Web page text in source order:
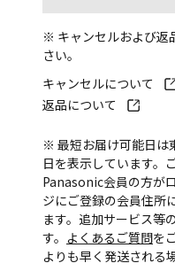
※ キャンセルおよび返
さい。
キャンセルについて
返品について
※ 最短お届け可能日は
日を表示しています。
Panasonic会員の方が
ジにご登録の会員住所
ます。追加サービス等
す。 よくあるご質問を
よりも早く発送される